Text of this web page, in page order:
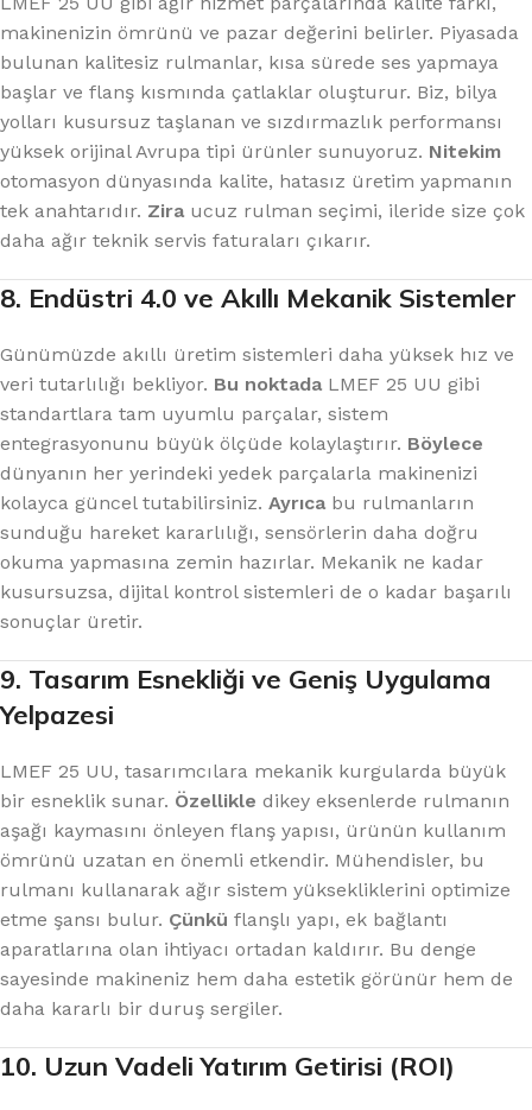
makinenizin ömrünü ve pazar değerini belirler. Piyasada
bulunan kalitesiz rulmanlar, kısa sürede ses yapmaya
başlar ve flanş kısmında çatlaklar oluşturur. Biz, bilya
yolları kusursuz taşlanan ve sızdırmazlık performansı
yüksek orijinal Avrupa tipi ürünler sunuyoruz. Nitekim
otomasyon dünyasında kalite, hatasız üretim yapmanın
tek anahtarıdır. Zira ucuz rulman seçimi, ileride size çok
daha ağır teknik servis faturaları çıkarır.
8. Endüstri 4.0 ve Akıllı Mekanik Sistemler
Günümüzde akıllı üretim sistemleri daha yüksek hız ve
veri tutarlılığı bekliyor. Bu noktada LMEF 25 UU gibi
standartlara tam uyumlu parçalar, sistem
entegrasyonunu büyük ölçüde kolaylaştırır. Böylece
dünyanın her yerindeki yedek parçalarla makinenizi
kolayca güncel tutabilirsiniz. Ayrıca bu rulmanların
sunduğu hareket kararlılığı, sensörlerin daha doğru
okuma yapmasına zemin hazırlar. Mekanik ne kadar
kusursuzsa, dijital kontrol sistemleri de o kadar başarılı
sonuçlar üretir.
9. Tasarım Esnekliği ve Geniş Uygulama
Yelpazesi
LMEF 25 UU, tasarımcılara mekanik kurgularda büyük
bir esneklik sunar. Özellikle dikey eksenlerde rulmanın
aşağı kaymasını önleyen flanş yapısı, ürünün kullanım
ömrünü uzatan en önemli etkendir. Mühendisler, bu
rulmanı kullanarak ağır sistem yüksekliklerini optimize
etme şansı bulur. Çünkü flanşlı yapı, ek bağlantı
aparatlarına olan ihtiyacı ortadan kaldırır. Bu denge
sayesinde makineniz hem daha estetik görünür hem de
daha kararlı bir duruş sergiler.
10. Uzun Vadeli Yatırım Getirisi (ROI)